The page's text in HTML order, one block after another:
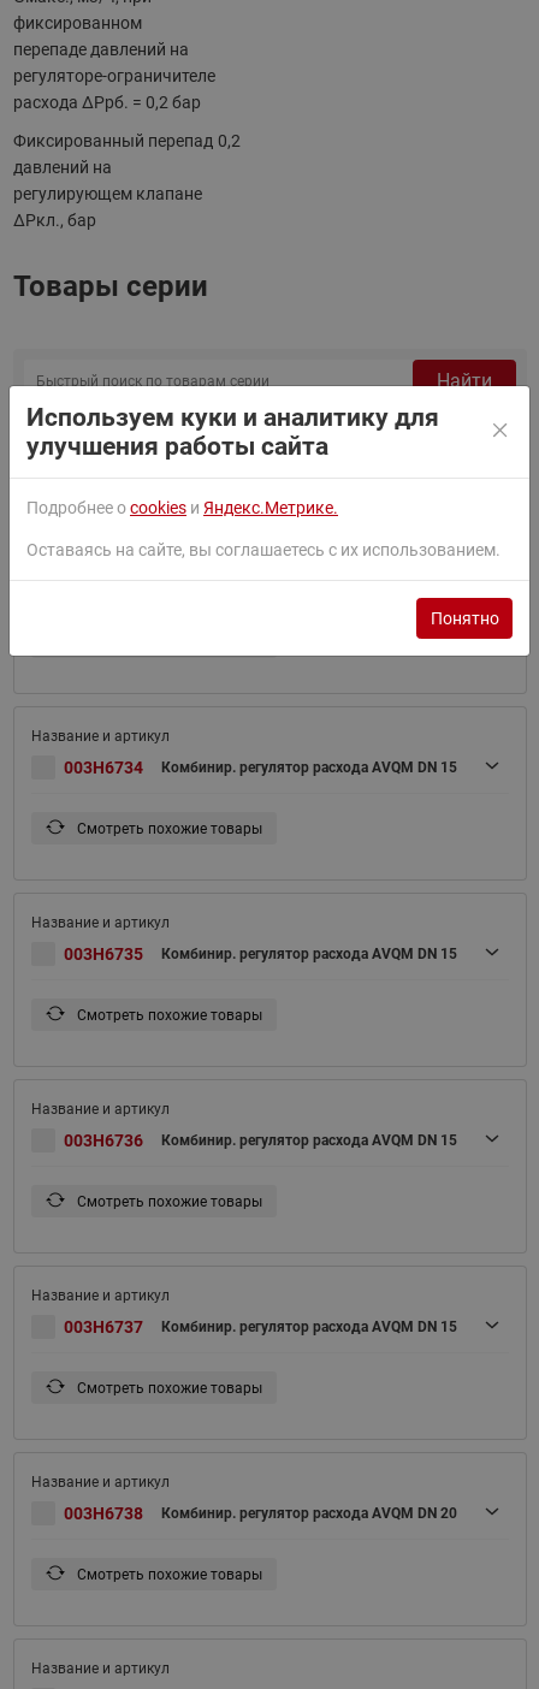
фиксированном
перепаде давлений на
регуляторе-ограничителе
расхода ΔРрб. = 0,2 бар
Фиксированный перепад
давлений на
регулирующем клапане
ΔРкл., бар
0,2
Товары серии
Найти
Сортировать по: По умолчанию
003H6733 Комбинир. регулятор расхода AVQM DN 15
003H6734 Комбинир. регулятор расхода AVQM DN 15
Смотреть похожие товары
003H6735 Комбинир. регулятор расхода AVQM DN 15
Смотреть похожие товары
003H6736 Комбинир. регулятор расхода AVQM DN 15
Смотреть похожие товары
003H6737 Комбинир. регулятор расхода AVQM DN 15
Смотреть похожие товары
003H6738 Комбинир. регулятор расхода AVQM DN 20
Смотреть похожие товары
Используем куки и аналитику для
улучшения работы сайта
Подробнее оcookies и Яндекс.Метрике.
Оставаясь на сайте, вы соглашаетесь с их использованием.
Понятно